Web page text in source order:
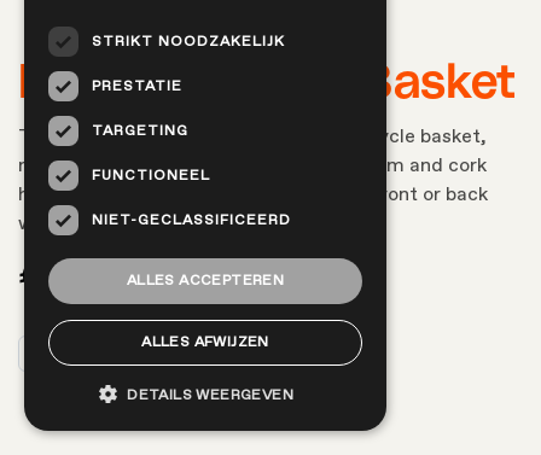
Basil Nordland Basket
The Basil Nordland MIK is an elegant bicycle basket,
made of black steel with a bamboo bottom and cork
handle. Easily mount the basket on the front or back
with the included MIK adapter plate.
€82,99
Add to cart
STRIKT NOODZAKELIJK
PRESTATIE
TARGETING
FUNCTIONEEL
NIET-GECLASSIFICEERD
ALLES ACCEPTEREN
ALLES AFWIJZEN
DETAILS WEERGEVEN